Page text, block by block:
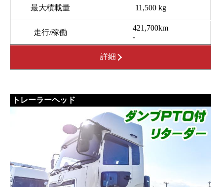
最大積載量 11,500 kg
走行/稼働
421,700km
-
詳細
トレーラーヘッド